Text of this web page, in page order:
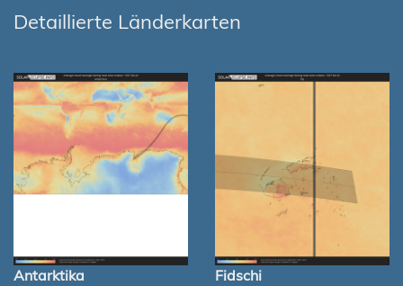
Detaillierte Länderkarten
Antarktika Fidschi